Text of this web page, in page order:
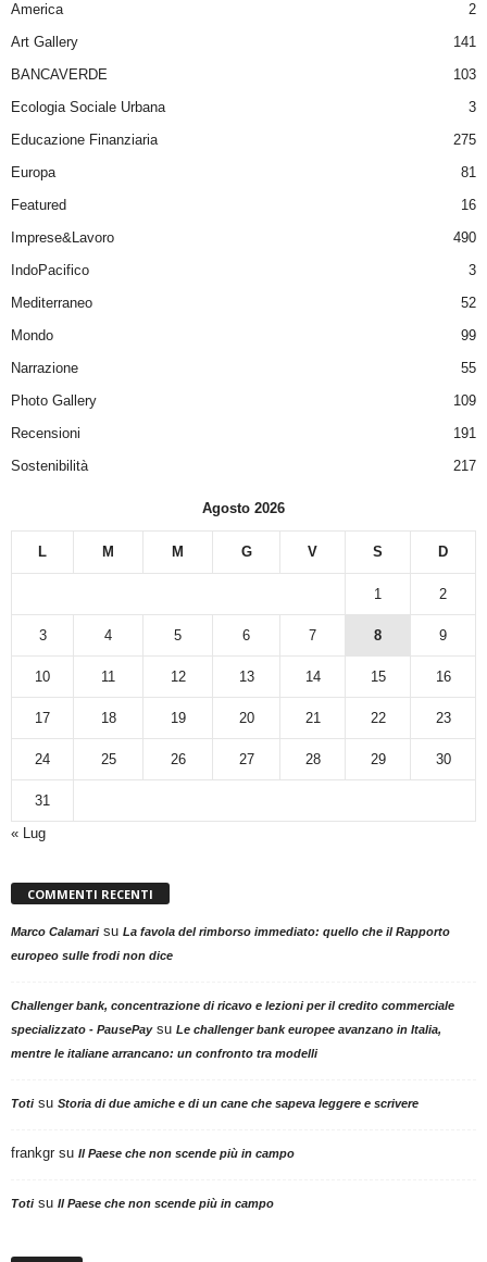
America
2
Art Gallery
141
BANCAVERDE
103
Ecologia Sociale Urbana
3
Educazione Finanziaria
275
Europa
81
Featured
16
Imprese&Lavoro
490
IndoPacifico
3
Mediterraneo
52
Mondo
99
Narrazione
55
Photo Gallery
109
Recensioni
191
Sostenibilità
217
Agosto 2026
L M M G V S D
1 2
3 4 5 6 7 8 9
10 11 12 13 14 15 16
17 18 19 20 21 22 23
24 25 26 27 28 29 30
31
« Lug
COMMENTI RECENTI
Marco Calamarisu La favola del rimborso immediato: quello che il Rapporto
europeo sulle frodi non dice
Challenger bank, concentrazione di ricavo e lezioni per il credito commerciale
specializzato - PausePaysu Le challenger bank europee avanzano in Italia,
mentre le italiane arrancano: un confronto tra modelli
Totisu Storia di due amiche e di un cane che sapeva leggere e scrivere
frankgr su Il Paese che non scende più in campo
Totisu Il Paese che non scende più in campo